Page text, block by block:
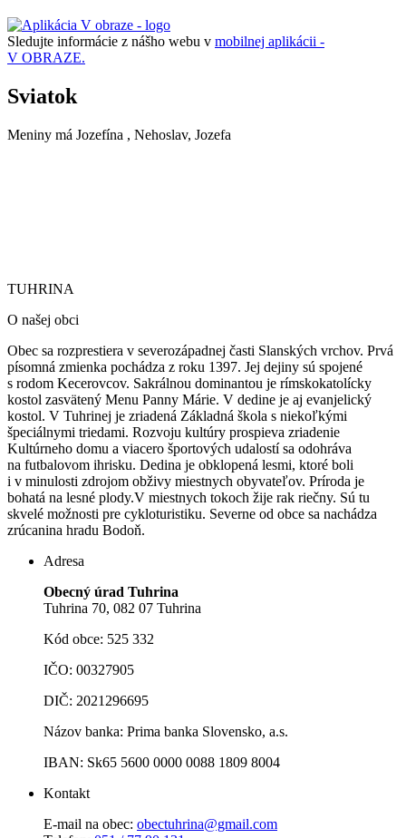
Sledujte informácie z nášho webu v mobilnej aplikácii -
V OBRAZE.
Sviatok
Meniny má Jozefína , Nehoslav, Jozefa
TUHRINA
O našej obci
Obec sa rozprestiera v severozápadnej časti Slanských vrchov. Prvá
písomná zmienka pochádza z roku 1397. Jej dejiny sú spojené
s rodom Kecerovcov. Sakrálnou dominantou je rímskokatolícky
kostol zasvätený Menu Panny Márie. V dedine je aj evanjelický
kostol. V Tuhrinej je zriadená Základná škola s niekoľkými
špeciálnymi triedami. Rozvoju kultúry prospieva zriadenie
Kultúrneho domu a viacero športových udalostí sa odohráva
na futbalovom ihrisku. Dedina je obklopená lesmi, ktoré boli
i v minulosti zdrojom obživy miestnych obyvateľov. Príroda je
bohatá na lesné plody.V miestnych tokoch žije rak riečny. Sú tu
skvelé možnosti pre cykloturistiku. Severne od obce sa nachádza
zrúcanina hradu Bodoň.
Adresa
Obecný úrad Tuhrina
Tuhrina 70, 082 07 Tuhrina
Kód obce: 525 332
IČO: 00327905
DIČ: 2021296695
Názov banka: Prima banka Slovensko, a.s.
IBAN: Sk65 5600 0000 0088 1809 8004
Kontakt
E-mail na obec: obectuhrina@gmail.com